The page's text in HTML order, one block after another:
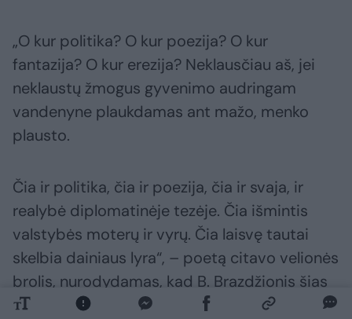
„O kur politika? O kur poezija? O kur
fantazija? O kur erezija? Neklausčiau aš, jei
neklaustų žmogus gyvenimo audringam
vandenyne plaukdamas ant mažo, menko
plausto.
Čia ir politika, čia ir poezija, čia ir svaja, ir
realybė diplomatinėje tezėje. Čia išmintis
valstybės moterų ir vyrų. Čia laisvę tautai
skelbia dainiaus lyra“, – poetą citavo velionės
brolis, nurodydamas, kad B. Brazdžionis šias
eiles skyrė kaip padėką K. D. Prunskienei.